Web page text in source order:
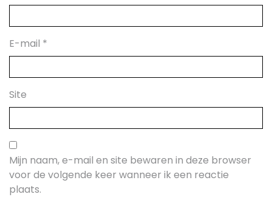
E-mail *
Site
Mijn naam, e-mail en site bewaren in deze browser
voor de volgende keer wanneer ik een reactie
plaats.